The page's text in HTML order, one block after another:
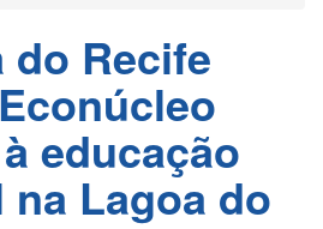
do Recife
educação
Lagoa do